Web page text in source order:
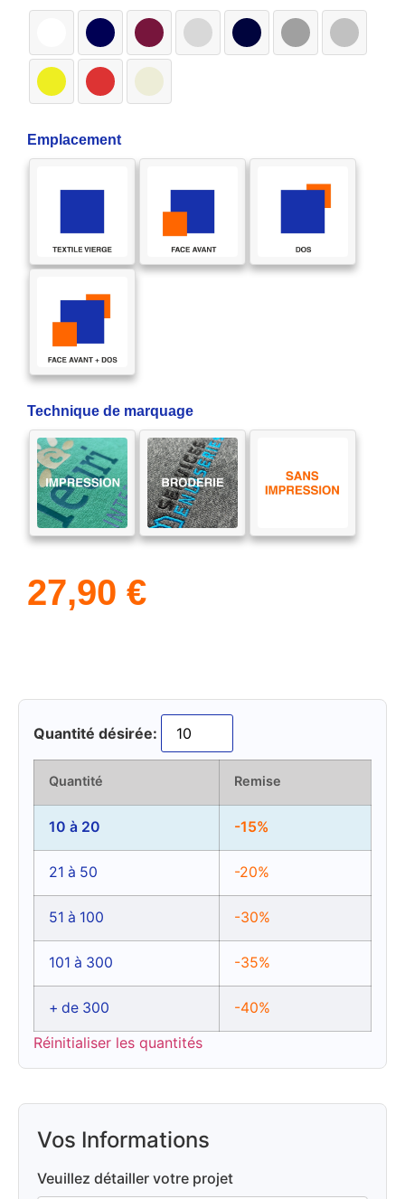
Emplacement
Technique de marquage
27,90 €
Quantité désirée:
Quantité Remise
10 à 20 -15%
21 à 50 -20%
51 à 100 -30%
101 à 300 -35%
+ de 300 -40%
Réinitialiser les quantités
Vos Informations
Veuillez détailler votre projet